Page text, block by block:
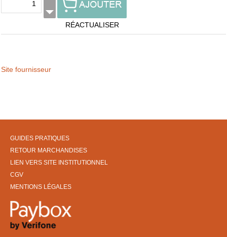
RÉACTUALISER
Site fournisseur
GUIDES PRATIQUES
RETOUR MARCHANDISES
LIEN VERS SITE INSTITUTIONNEL
CGV
MENTIONS LÉGALES